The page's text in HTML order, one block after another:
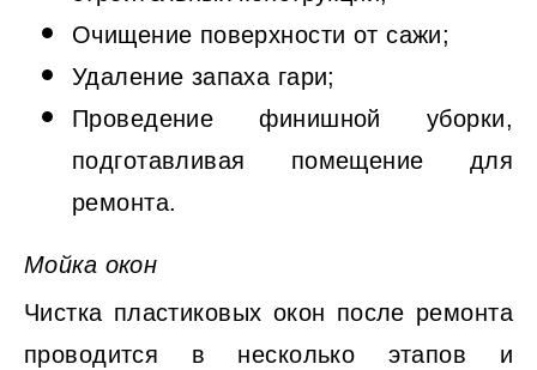
Очищение поверхности от сажи;
Удаление запаха гари;
Проведение финишной уборки,
подготавливая помещение для
ремонта.
Мойка окон
Чистка пластиковых окон после ремонта
проводится в несколько этапов и